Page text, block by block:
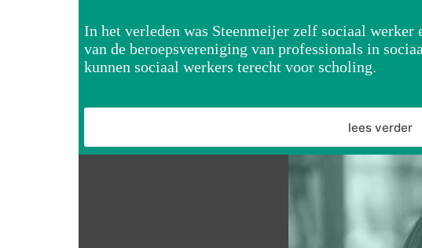
In het verleden was Steenmeijer zelf sociaal werker
van de beroepsvereniging van professionals in
kunnen sociaal werkers terecht voor scholing.
lees verder